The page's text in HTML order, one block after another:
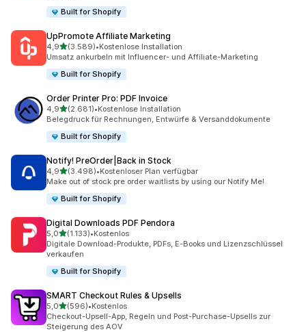
Built for Shopify
UpPromote Affiliate Marketing
4,9von 5 Sternen
(3.589)
3589 Rezensionen insgesamt
•Kostenlose Installation
Umsatz ankurbeln mit Influencer- und Affiliate-Marketing
Built for Shopify
Order Printer Pro: PDF Invoice
4,9von 5 Sternen
(2.681)
2681 Rezensionen insgesamt
•Kostenlose Installation
Belegdruck für Rechnungen, Entwürfe & Versanddokumente
Built for Shopify
Notify! PreOrder|Back in Stock
4,9von 5 Sternen
(3.498)
3498 Rezensionen insgesamt
•Kostenloser Plan verfügbar
Make out of stock pre order waitlists by using our Notify Me!
Built for Shopify
Digital Downloads PDF Pendora
5,0von 5 Sternen
(1.133)
1133 Rezensionen insgesamt
•Kostenlos
Digitale Download-Produkte, PDFs, E-Books und Lizenzschlüssel
verkaufen
Built for Shopify
SMART Checkout Rules & Upsells
5,0von 5 Sternen
(596)
596 Rezensionen insgesamt
•Kostenlos
Checkout-Upsell-App, Regeln und Post-Purchase-Upsells zur
Steigerung des AOV